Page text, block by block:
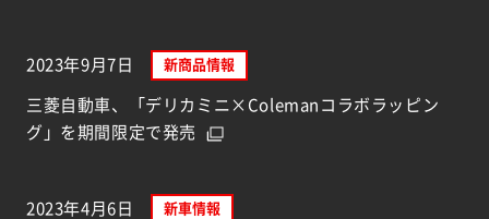
2023年9月7日 新商品情報
三菱自動車、「デリカミニ×Colemanコラボラッピン
グ」を期間限定で発売
2023年4月6日 新車情報